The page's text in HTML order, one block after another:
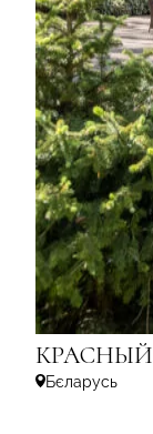
КРАСНЫЙ
Бєларусь